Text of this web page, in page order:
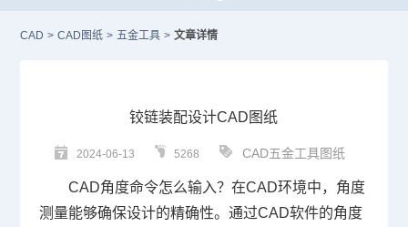
CAD > CAD图纸 > 五金工具 > 文章详情
铰链装配设计CAD图纸
2024-06-13 5268 CAD五金工具图纸
CAD角度命令怎么输入？在CAD环境中，角度
测量能够确保设计的精确性。通过CAD软件的角度